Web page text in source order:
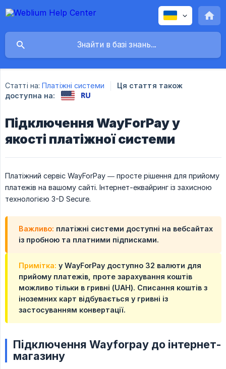
Статті на: Платіжні системи
Ця стаття також
доступна на:
Підключення WayForPay у
якості платіжної системи
Платіжний сервіс WayForPay — просте рішення для прийому
платежів на вашому сайті. Інтернет-еквайринг із захисною
технологією 3-D Secure.
Важливо: платіжні системи доступні на вебсайтах
із пробною та платними підписками.
Примітка: у WayForPay доступно 32 валюти для
прийому платежів, проте зарахування коштів
можливо тільки в гривні (UAH). Списання коштів з
іноземних карт відбувається у гривні із
застосуванням конвертації.
Підключення Wayforpay до інтернет-
магазину